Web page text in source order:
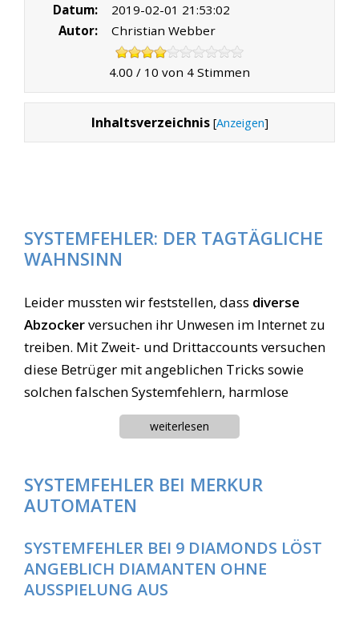
Datum:
2019-02-01 21:53:02
Autor:
Christian Webber
4.00 / 10 von 4 Stimmen
Inhaltsverzeichnis [Anzeigen]
SYSTEMFEHLER: DER TAGTÄGLICHE
WAHNSINN
Leider mussten wir feststellen, dass diverse
Abzockerversuchen ihr Unwesen im Internet zu
treiben. Mit Zweit- und Drittaccounts versuchen
diese Betrüger mit angeblichen Tricks sowie
solchen falschen Systemfehlern, harmlose
Spieler via Email oder PM die Kohle aus der
Tasche zu ziehen. Deshalb müssen wir eine
Abschaum aussprechen.
wir nichts zu tun haben wollen.
Niemand wird in diesem Forum
SYSTEMFEHLER BEI MERKUR
AUTOMATEN
SYSTEMFEHLER BEI 9 DIAMONDS LÖST
ANGEBLICH DIAMANTEN OHNE
AUSSPIELUNG AUS